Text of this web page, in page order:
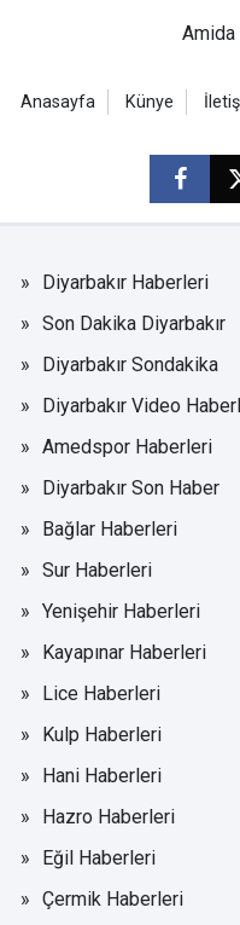
Anasayfa Künye
Diyarbakır Haberleri
Son Dakika Diyarbakır
Diyarbakır Sondakika
Diyarbakır Video
Amedspor Haberleri
Diyarbakır Son Haber
Bağlar Haberleri
Sur Haberleri
Yenişehir Haberleri
Kayapınar Haberleri
Lice Haberleri
Kulp Haberleri
Hani Haberleri
Hazro Haberleri
Eğil Haberleri
Çermik Haberleri